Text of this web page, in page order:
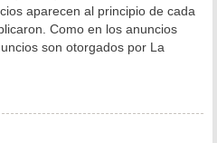
aparecen al principio de cada
Como en los anuncios
son otorgados por La